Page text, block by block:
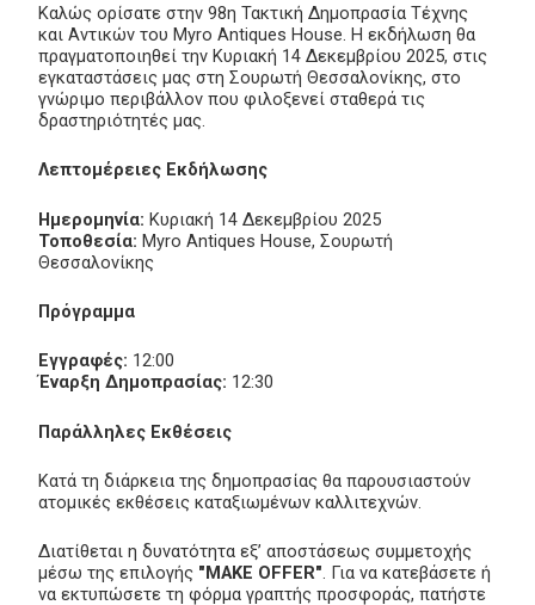
Καλώς ορίσατε στην 98η Τακτική Δημοπρασία Τέχνης
και Αντικών του Myro Antiques House. Η εκδήλωση θα
πραγματοποιηθεί την Κυριακή 14 Δεκεμβρίου 2025, στις
εγκαταστάσεις μας στη Σουρωτή Θεσσαλονίκης, στο
γνώριμο περιβάλλον που φιλοξενεί σταθερά τις
δραστηριότητές μας.
Λεπτομέρειες Εκδήλωσης
Ημερομηνία: Κυριακή 14 Δεκεμβρίου 2025
Τοποθεσία: Myro Antiques House, Σουρωτή
Θεσσαλονίκης
Πρόγραμμα
Εγγραφές: 12:00
Έναρξη Δημοπρασίας: 12:30
Παράλληλες Εκθέσεις
Κατά τη διάρκεια της δημοπρασίας θα παρουσιαστούν
ατομικές εκθέσεις καταξιωμένων καλλιτεχνών.
Διατίθεται η δυνατότητα εξ’ αποστάσεως συμμετοχής
μέσω της επιλογής "MAKE OFFER". Για να κατεβάσετε ή
να εκτυπώσετε τη φόρμα γραπτής προσφοράς, πατήστε